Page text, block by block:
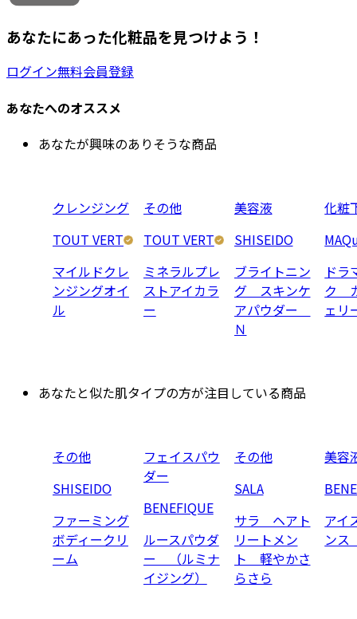
あなたにあった化粧品を見つけよう！
ログイン無料会員登録
あなたへのオススメ
あなたが興味のありそうな商品
クレンジング
TOUT VERT
マイルドクレ
ンジングオイ
ル
その他
TOUT VERT
ミネラルプレ
ストアイカラ
ー
美容液
SHISEIDO
ブライトニン
グ スキンケ
アパウダー
Ｎ
化粧
ドラ
ク
ェ
あなたと似た肌タイプの方が注目している商品
その他
SHISEIDO
ファーミング
ボディークリ
ーム
フェイスパウ
ダー
BENEFIQUE
ルースパウダ
ー （ルミナ
イジング）
その他
SALA
サラ ヘアト
リートメン
ト 軽やかさ
らさら
美容
アイ
ン